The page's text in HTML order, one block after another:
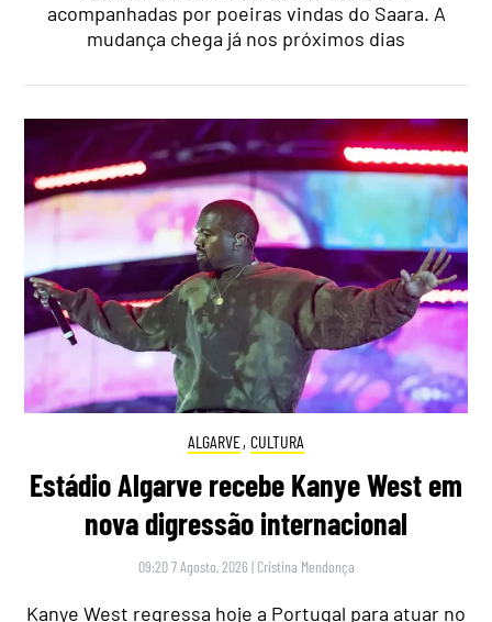
acompanhadas por poeiras vindas do Saara. A
mudança chega já nos próximos dias
ALGARVE, CULTURA
Estádio Algarve recebe Kanye West em
nova digressão internacional
09:20 7 Agosto, 2026 | Cristina Mendonça
Kanye West regressa hoje a Portugal para atuar no